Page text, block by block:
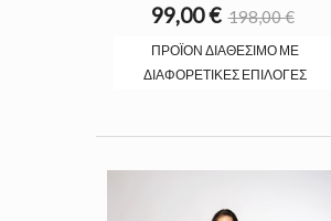
99,00 € 198,00 €
ΠΡΟΪΌΝ ΔΙΑΘΈΣΙΜΟ ΜΕ
ΔΙΑΦΟΡΕΤΙΚΈΣ ΕΠΙΛΟΓΈΣ